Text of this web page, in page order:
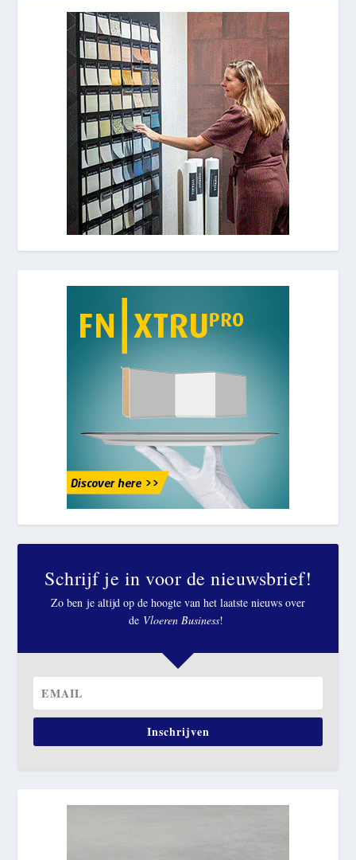
Schrijf je in voor de nieuwsbrief!
Zo ben je altijd op de hoogte van het laatste nieuws over
de Vloeren Business!
Inschrijven